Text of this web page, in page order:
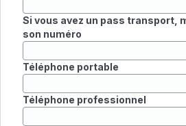
Si vous avez un pass transport,
son numéro
Téléphone portable
Téléphone professionnel